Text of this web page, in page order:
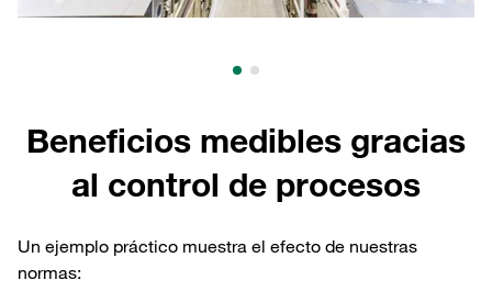
Beneficios medibles gracias
al control de procesos
Un ejemplo práctico muestra el efecto de nuestras
normas: